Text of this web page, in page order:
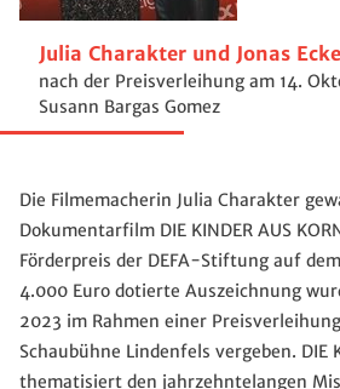
Julia Charakter und Jonas
nach der Preisverleihung am 14.
Susann Bargas Gomez
Die Filmemacherin Julia Charakter
Dokumentarfilm DIE KINDER AUS
Förderpreis der DEFA-Stiftung auf
4.000 Euro dotierte Auszeichnung
2023 im Rahmen einer
Schaubühne Lindenfels vergeben. DIE
thematisiert den jahrzehntelangen